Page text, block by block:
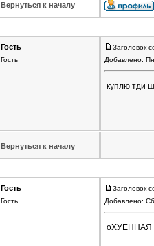
Вернуться к началу
Гость
Гость
Заголовок
Добавлено:
куплю тди
Вернуться к началу
Гость
Гость
Заголовок
Добавлено:
оХУЕННАЯ